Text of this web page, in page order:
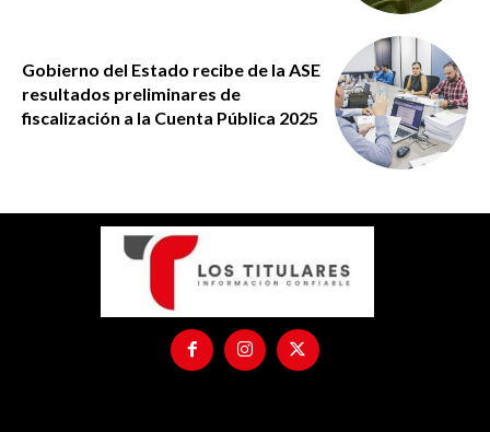
Gobierno del Estado recibe de la ASE
resultados preliminares de
fiscalización a la Cuenta Pública 2025